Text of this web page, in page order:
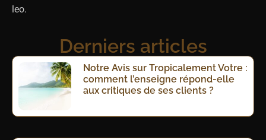
leo.
Derniers articles
Notre Avis sur Tropicalement Votre :
comment l’enseigne répond-elle
aux critiques de ses clients ?